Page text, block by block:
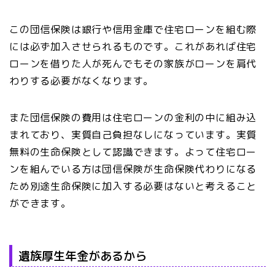
この団信保険は銀行や信用金庫で住宅ローンを組む際
には必ず加入させられるものです。これがあれば住宅
ローンを借りた人が死んでもその家族がローンを肩代
わりする必要がなくなります。
また団信保険の費用は住宅ローンの金利の中に組み込
まれており、実質自己負担なしになっています。実質
無料の生命保険として認識できます。よって住宅ロー
ンを組んでいる方は団信保険が生命保険代わりになる
ため別途生命保険に加入する必要はないと考えること
ができます。
遺族厚生年金があるから